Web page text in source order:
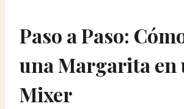
Paso a Paso:
una Margarita en
Mixer